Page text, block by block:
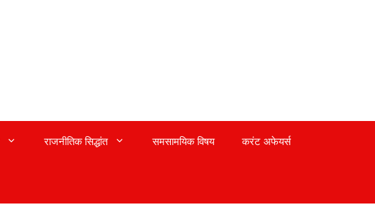
राजनीतिक सिद्धांत समसामयिक विषय करंट अफेयर्स